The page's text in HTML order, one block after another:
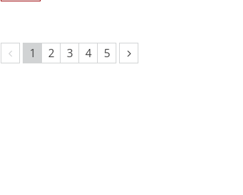
Vorherige Seite
1 2 3 4 5 Nächste Seite